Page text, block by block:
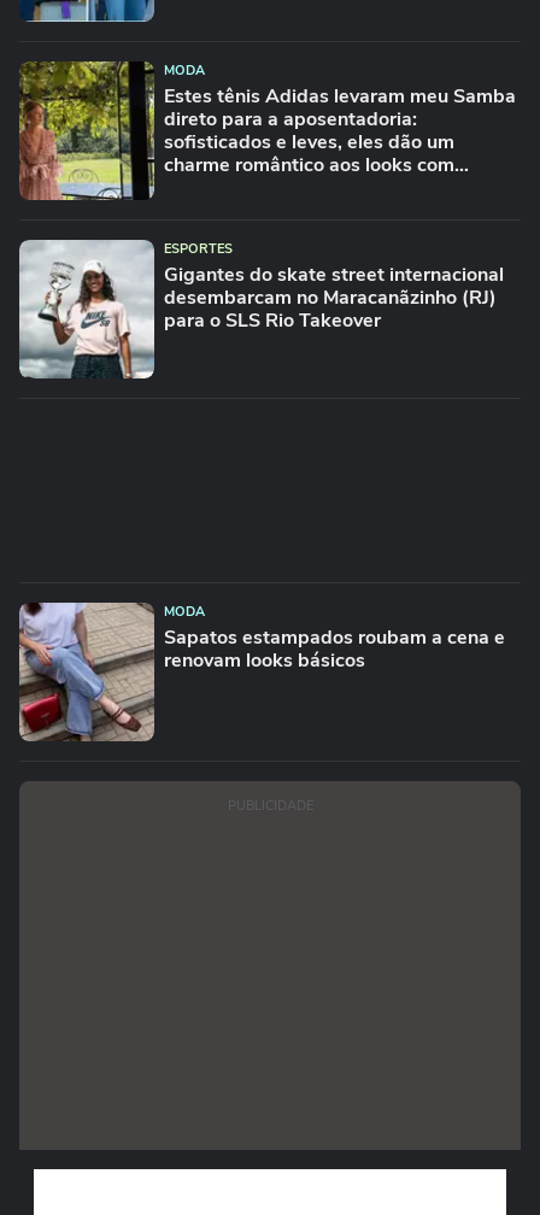
MODA
Estes tênis Adidas levaram meu Samba
direto para a aposentadoria:
sofisticados e leves, eles dão um
charme romântico aos looks com
ESPORTES
Gigantes do skate street internacional
desembarcam no Maracanãzinho (RJ)
para o SLS Rio Takeover
MODA
Sapatos estampados roubam a cena e
renovam looks básicos
PUBLICIDADE